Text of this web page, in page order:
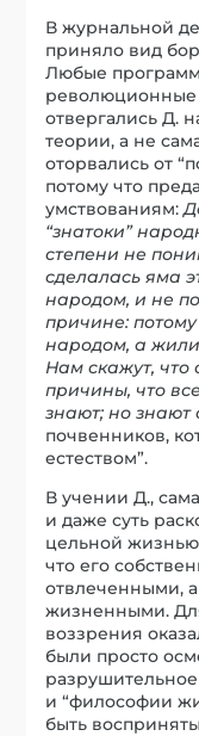
В журнальной
приняло вид
Любые
революционные
отвергались Д.
теории, а не
оторвались от
потому что
умствованиям:
“знатоки”
степени не
сделалась яма
народом, и не
причине:
народом, а
Нам скажут, что
причины, что
знают; но знают
почвенников,
естеством”.
В учении Д.,
и даже суть
цельной
что его
отвлеченными,
жизненными.
воззрения
были просто
и “философии
быть